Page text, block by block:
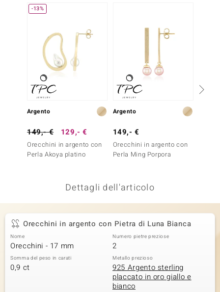
Collection
by de Melo
Classics
-13%
Argento
149,- € 129,- €
Orecchini in argento con
Perla Akoya platino
Argento
149,- €
Orecchini in argento con
Perla Ming Porpora
Dettagli dell'articolo
Orecchini in argento con Pietra di Luna Bianca
Nome
Orecchini - 17 mm
Numero pietre preziose
2
Somma del peso in carati
0,9 ct
Metallo prezioso
925 Argento sterling
placcato in oro giallo e
bianco